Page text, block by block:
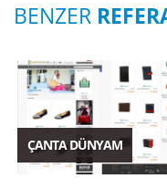
BENZER
ÇANTA DÜNYAM